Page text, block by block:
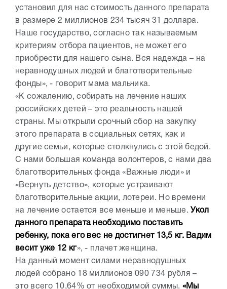
установил для нас стоимость данного препарата
в размере 2 миллионов 234 тысяч 31 доллара.
Наше государство, согласно так называемым
критериям отбора пациентов, не может его
приобрести для нашего сына. Вся надежда – на
неравнодушных людей и благотворительные
фонды», - говорит мама мальчика.
«К сожалению, собирать на лечение наших
российских детей – это реальность нашей
страны. Мы открыли срочный сбор на закупку
этого препарата в социальных сетях, как и
другие семьи, которые столкнулись с этой бедой.
С нами большая команда волонтеров, с нами два
благотворительных фонда «Важные люди» и
«Вернуть детство», которые устраивают
благотворительные акции, лотереи. Но времени
на лечение остается все меньше и меньше. Укол
данного препарата необходимо поставить
ребенку, пока его вес не достигнет 13,5 кг. Вадим
весит уже 12 кг», - плачет женщина.
На данный момент силами неравнодушных
людей собрано 18 миллионов 090 734 рубля –
это всего 10,64% от необходимой суммы. «Мы